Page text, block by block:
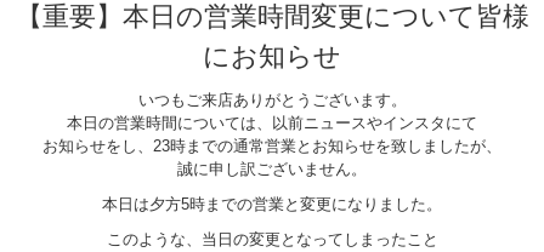
【重要】本日の営業時間変更について皆様
にお知らせ
いつもご来店ありがとうございます。
本日の営業時間については、以前ニュースやインスタにて
お知らせをし、23時までの通常営業とお知らせを致しましたが、
誠に申し訳ございません。
本日は夕方5時までの営業と変更になりました。
このような、当日の変更となってしまったこと